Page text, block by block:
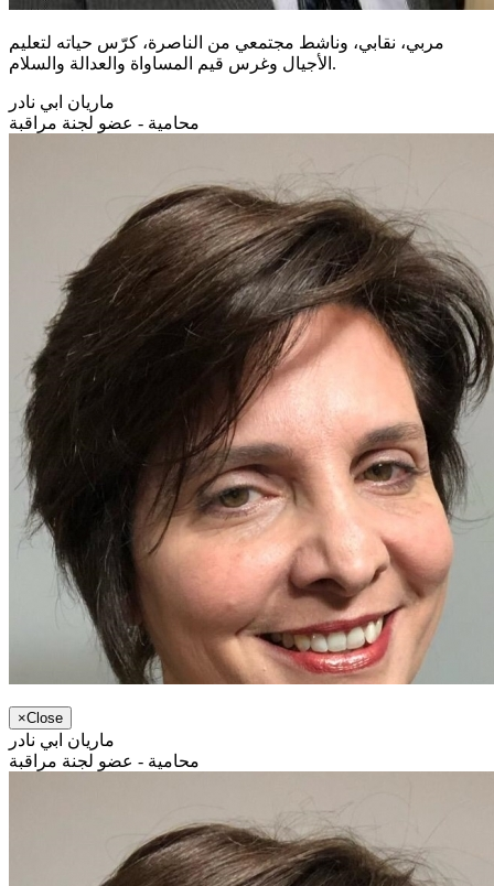
مربي، نقابي، وناشط مجتمعي من الناصرة، كرّس حياته لتعليم
الأجيال وغرس قيم المساواة والعدالة والسلام.
ماريان ابي نادر
محامية - عضو لجنة مراقبة
×Close
ماريان ابي نادر
محامية - عضو لجنة مراقبة